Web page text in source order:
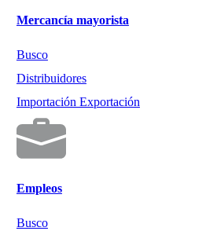
Mercancía mayorista
Busco
Distribuidores
Importación Exportación
Empleos
Busco